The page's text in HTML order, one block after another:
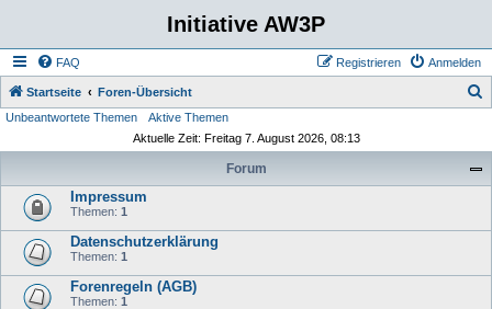
Initiative AW3P
FAQ Anmelden
Registrieren
Startseite Foren-Übersicht
Unbeantwortete Themen
Aktive Themen
Aktuelle Zeit: Freitag 7. August 2026, 08:13
Forum
Impressum
Themen: 1
Datenschutzerklärung
Themen: 1
Forenregeln (AGB)
Themen: 1